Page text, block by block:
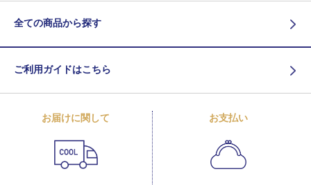
全ての商品から探す
ご利用ガイドはこちら
お届けに関して お支払い